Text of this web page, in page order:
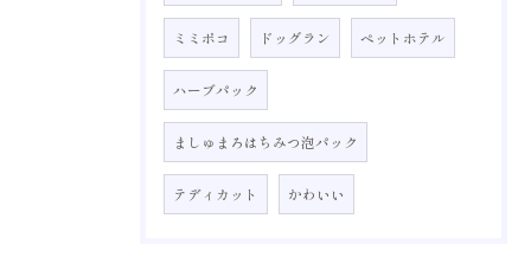
ミミポコ ドッグラン ペットホテル
ハーブパック
ましゅまろはちみつ泡パック
テディカット かわいい